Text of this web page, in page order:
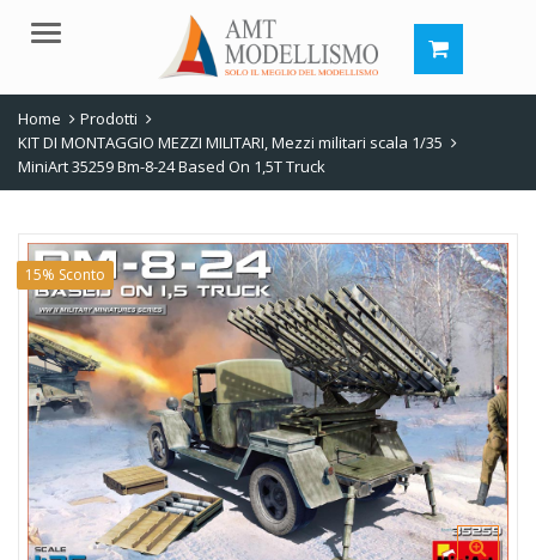
Menu
Home
Prodotti
KIT DI MONTAGGIO MEZZI MILITARI,Mezzi militari scala 1/35
MiniArt 35259 Bm-8-24 Based On 1,5T Truck
15% Sconto